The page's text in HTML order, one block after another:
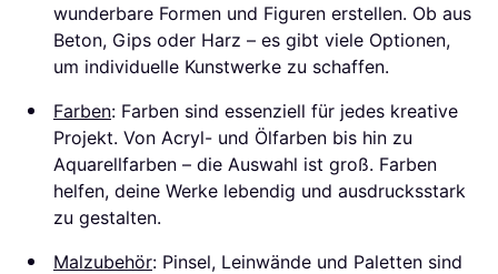
wunderbare Formen und Figuren erstellen. Ob aus
Beton, Gips oder Harz – es gibt viele Optionen,
um individuelle Kunstwerke zu schaffen.
Farben: Farben sind essenziell für jedes kreative
Projekt. Von Acryl- und Ölfarben bis hin zu
Aquarellfarben – die Auswahl ist groß. Farben
helfen, deine Werke lebendig und ausdrucksstark
zu gestalten.
Malzubehör: Pinsel, Leinwände und Paletten sind